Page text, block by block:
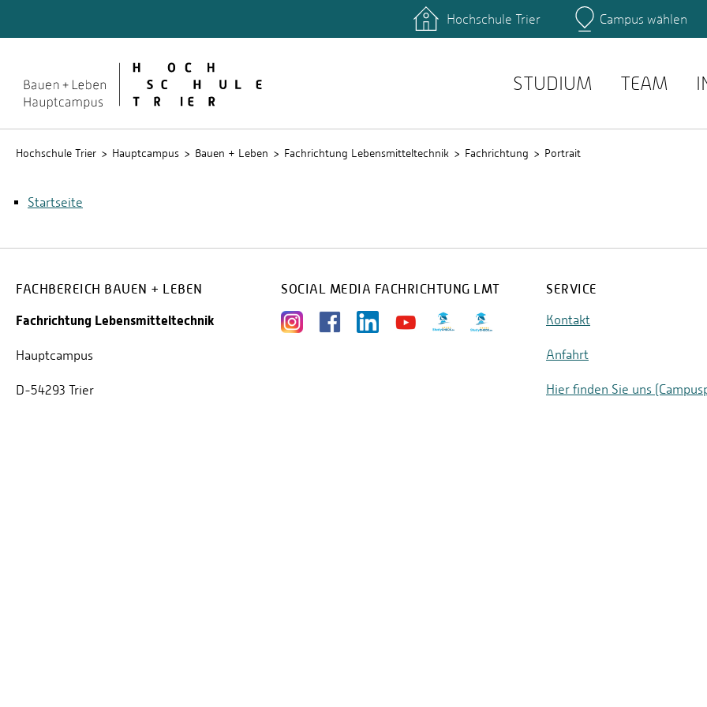
Bibliothek
E-Mail Suche
Hochschule Trier Campus wählen
STUDIUM TEAM
Hochschule Trier Hauptcampus Bauen + Leben Fachrichtung Lebensmitteltechnik Fachrichtung Portrait
Startseite
FACHBEREICH BAUEN + LEBEN
Fachrichtung Lebensmitteltechnik
Hauptcampus
D-54293 Trier
SOCIAL MEDIA FACHRICHTUNG LMT SERVICE
Kontakt
Anfahrt
Hier finden Sie uns